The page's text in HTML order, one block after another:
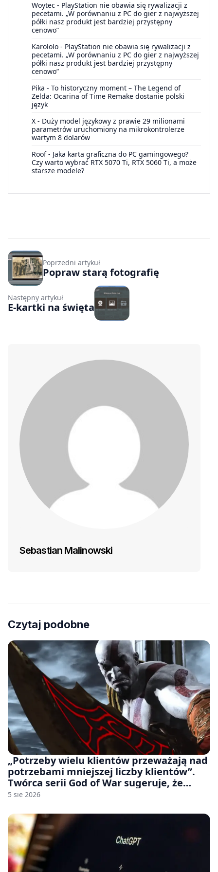
Woytec - PlayStation nie obawia się rywalizacji z
pecetami. „W porównaniu z PC do gier z najwyższej
półki nasz produkt jest bardziej przystępny
cenowo”
Karololo - PlayStation nie obawia się rywalizacji z
pecetami. „W porównaniu z PC do gier z najwyższej
półki nasz produkt jest bardziej przystępny
cenowo”
Pika - To historyczny moment – The Legend of
Zelda: Ocarina of Time Remake dostanie polski
język
X - Duży model językowy z prawie 29 milionami
parametrów uruchomiony na mikrokontrolerze
wartym 8 dolarów
Roof- Jaka karta graficzna do PC gamingowego?
Czy warto wybrać RTX 5070 Ti, RTX 5060 Ti, a może
starsze modele?
Poprzedni artykuł
Popraw starą fotografię
Następny artykuł
E-kartki na święta
Sebastian Malinowski
Czytaj podobne
„Potrzeby wielu klientów przeważają nad
potrzebami mniejszej liczby klientów”.
Twórca serii God of War sugeruje, że
rozumie, dlaczego Sony rezygnuje z gier
5 sie 2026